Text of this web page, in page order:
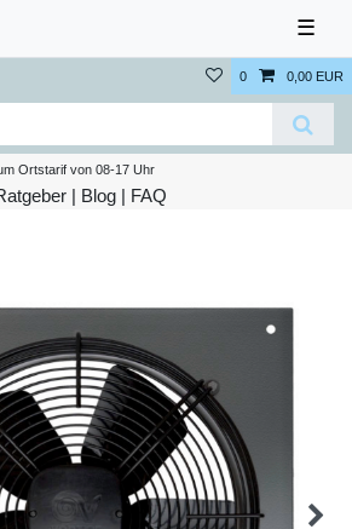
☰
0 0,00 EUR
Ortstarif von 08-17 Uhr
| Blog | FAQ